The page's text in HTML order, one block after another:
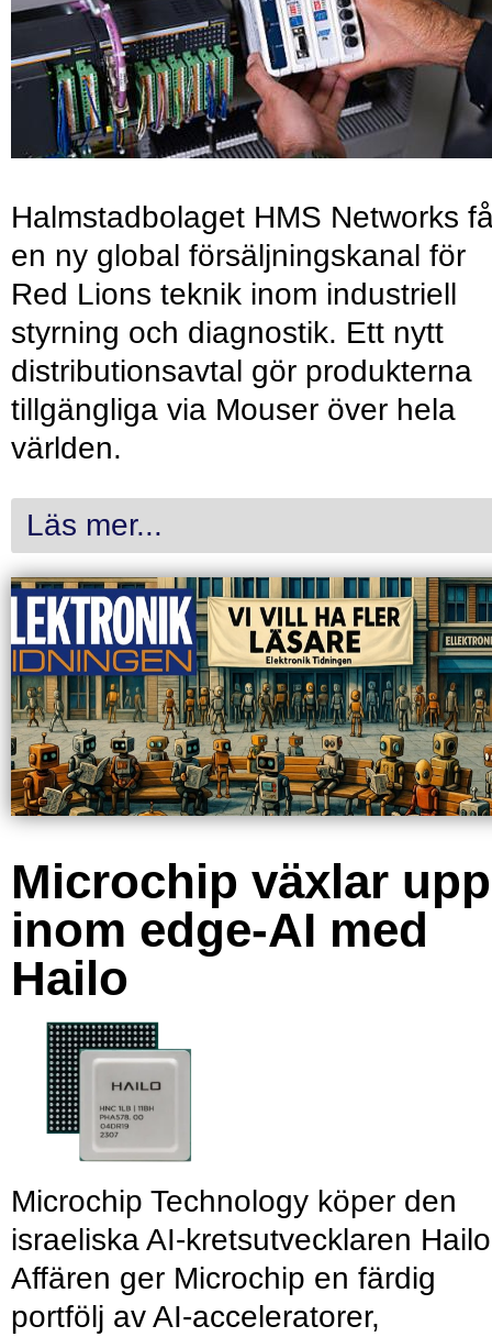
Halmstadbolaget HMS Networks
en ny global försäljningskanal för
Red Lions teknik inom industriell
styrning och diagnostik. Ett nytt
distributionsavtal gör produkterna
tillgängliga via Mouser över hela
världen.
Läs mer...
Microchip växlar upp
inom edge-AI med
Hailo
Microchip Technology köper den
israeliska AI-kretsutvecklaren
Affären ger Microchip en färdig
portfölj av AI-acceleratorer,